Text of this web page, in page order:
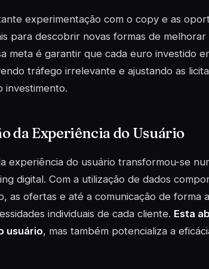
experimentação com o copye as
para descobrir novas formas de
meta é garantir que cada euro investido
tráfego irrelevante e ajustando as
investimento.
da Experiência do Usuário
experiência do usuário transformou-se
digital. Com a utilização de dados
as ofertas e até a comunicação de forma
individuais de cada cliente. Esta
usuário, mas também potencializa a